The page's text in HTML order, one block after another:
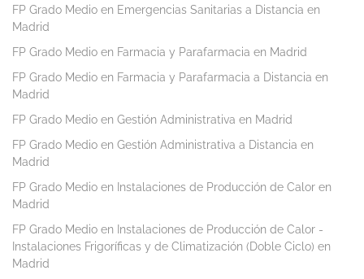
FP Grado Medio en Emergencias Sanitarias a Distancia en
Madrid
FP Grado Medio en Farmacia y Parafarmacia en Madrid
FP Grado Medio en Farmacia y Parafarmacia a Distancia en
Madrid
FP Grado Medio en Gestión Administrativa en Madrid
FP Grado Medio en Gestión Administrativa a Distancia en
Madrid
FP Grado Medio en Instalaciones de Producción de Calor en
Madrid
FP Grado Medio en Instalaciones de Producción de Calor -
Instalaciones Frigoríficas y de Climatización (Doble Ciclo) en
Madrid